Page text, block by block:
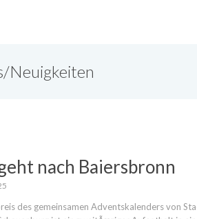
Neuigkeiten
nach Baiersbronn
des gemeinsamen Adventskalenders von